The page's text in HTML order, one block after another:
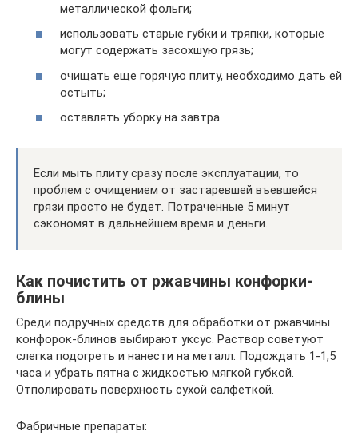
металлической фольги;
использовать старые губки и тряпки, которые
могут содержать засохшую грязь;
очищать еще горячую плиту, необходимо дать ей
остыть;
оставлять уборку на завтра.
Если мыть плиту сразу после эксплуатации, то
проблем с очищением от застаревшей въевшейся
грязи просто не будет. Потраченные 5 минут
сэкономят в дальнейшем время и деньги.
Как почистить от ржавчины конфорки-
блины
Среди подручных средств для обработки от ржавчины
конфорок-блинов выбирают уксус. Раствор советуют
слегка подогреть и нанести на металл. Подождать 1-1,5
часа и убрать пятна с жидкостью мягкой губкой.
Отполировать поверхность сухой салфеткой.
Фабричные препараты: